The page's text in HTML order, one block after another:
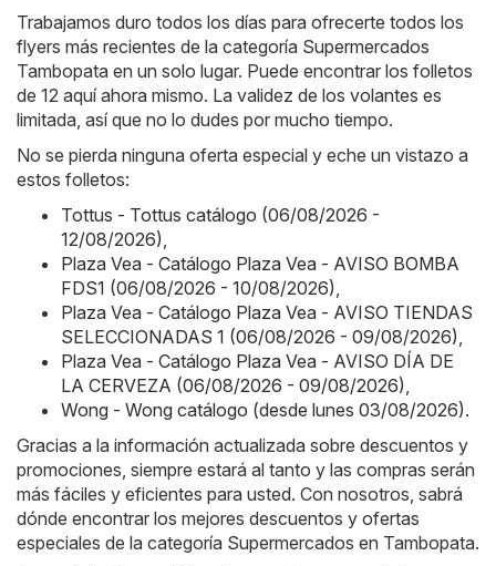
Trabajamos duro todos los días para ofrecerte todos los
flyers más recientes de la categoría Supermercados
Tambopata en un solo lugar. Puede encontrar los folletos
de 12 aquí ahora mismo. La validez de los volantes es
limitada, así que no lo dudes por mucho tiempo.
No se pierda ninguna oferta especial y eche un vistazo a
estos folletos:
Tottus - Tottus catálogo (06/08/2026 -
12/08/2026),
Plaza Vea - Catálogo Plaza Vea - AVISO BOMBA
FDS1 (06/08/2026 - 10/08/2026),
Plaza Vea - Catálogo Plaza Vea - AVISO TIENDAS
SELECCIONADAS 1 (06/08/2026 - 09/08/2026),
Plaza Vea - Catálogo Plaza Vea - AVISO DÍA DE
LA CERVEZA (06/08/2026 - 09/08/2026),
Wong - Wong catálogo (desde lunes 03/08/2026).
Gracias a la información actualizada sobre descuentos y
promociones, siempre estará al tanto y las compras serán
más fáciles y eficientes para usted. Con nosotros, sabrá
dónde encontrar los mejores descuentos y ofertas
especiales de la categoría Supermercados en Tambopata.